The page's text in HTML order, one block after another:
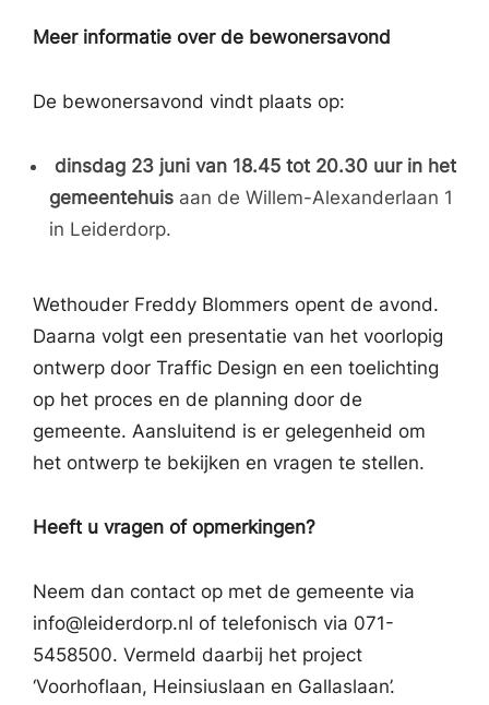
Meer informatie over de bewonersavond
De bewonersavond vindt plaats op:
dinsdag 23 juni van 18.45 tot 20.30 uur in het
gemeentehuis aan de Willem-Alexanderlaan 1
in Leiderdorp.
Wethouder Freddy Blommers opent de avond.
Daarna volgt een presentatie van het voorlopig
ontwerp door Traffic Design en een toelichting
op het proces en de planning door de
gemeente. Aansluitend is er gelegenheid om
het ontwerp te bekijken en vragen te stellen.
Heeft u vragen of opmerkingen?
Neem dan contact op met de gemeente via
info@leiderdorp.nl of telefonisch via 071-
5458500. Vermeld daarbij het project
‘Voorhoflaan, Heinsiuslaan en Gallaslaan’.